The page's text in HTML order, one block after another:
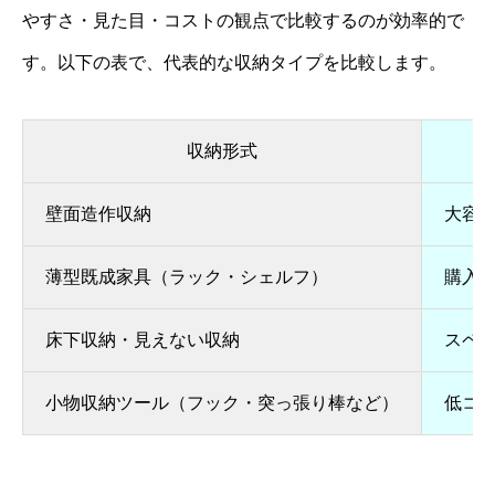
やすさ・見た目・コストの観点で比較するのが効率的で
す。以下の表で、代表的な収納タイプを比較します。
収納形式
壁面造作収納 大容
薄型既成家具（ラック・シェルフ） 購入
床下収納・見えない収納 スペ
小物収納ツール（フック・突っ張り棒など） 低コ